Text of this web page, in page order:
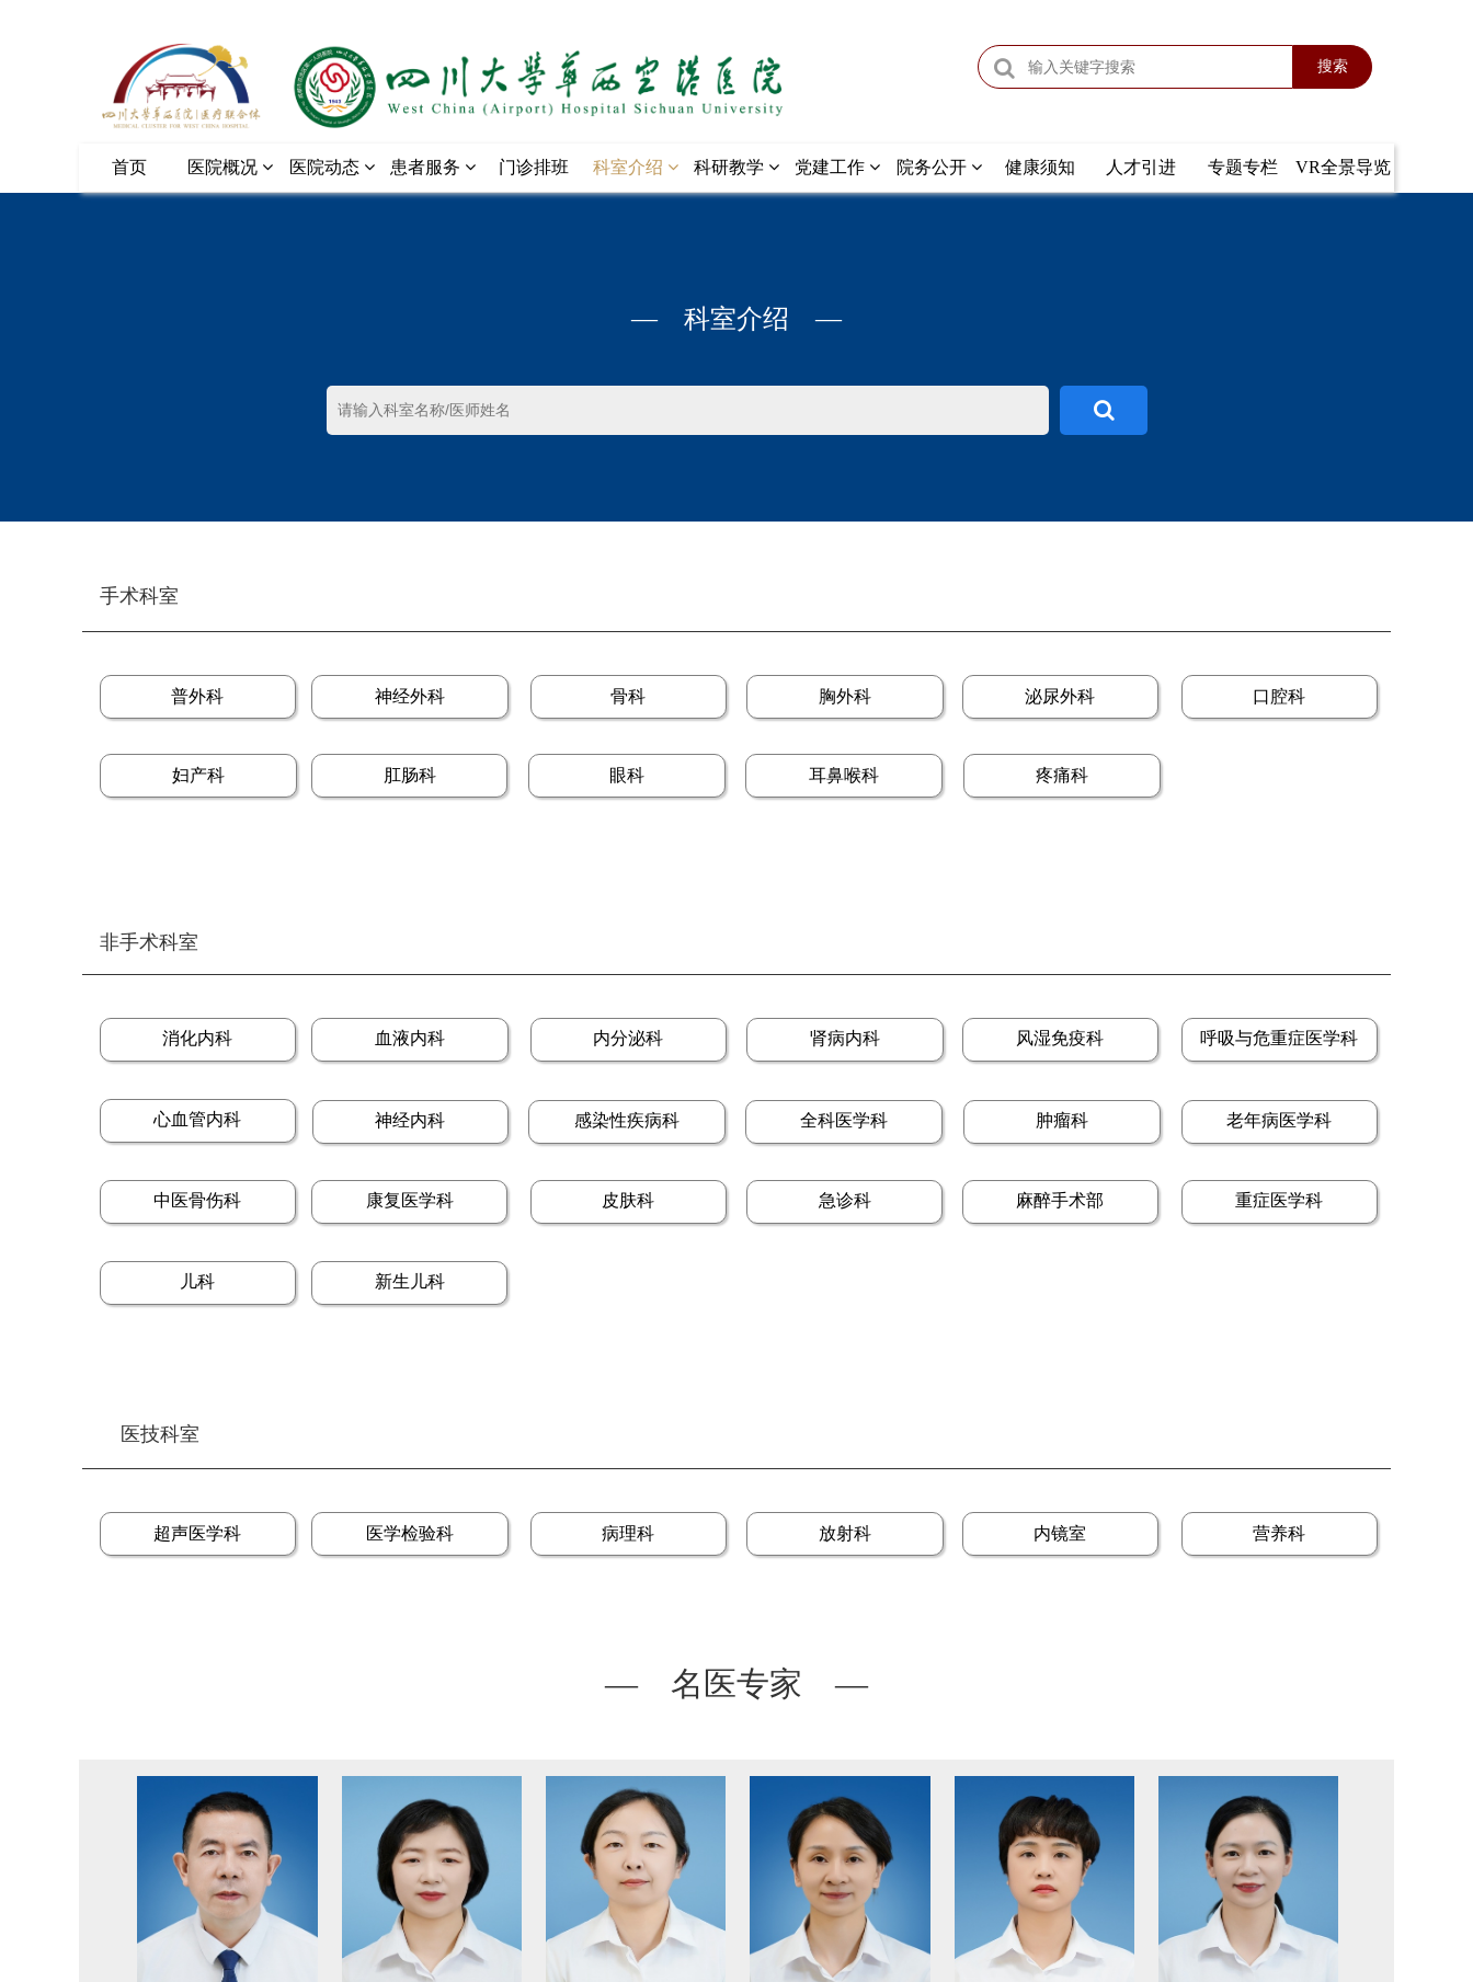
搜索
首页 医院概况 医院动态 患者服务 门诊排班 科室介绍 科研教学 党建工作 院务公开 健康须知 人才引进 专题专栏 VR全景导览
— 科室介绍 —
普外科 神经外科 骨科 胸外科 泌尿外科 口腔科
妇产科 肛肠科 眼科 耳鼻喉科 疼痛科
消化内科 血液内科 内分泌科 肾病内科 风湿免疫科 呼吸与危重症医学科
心血管内科 神经内科 感染性疾病科 全科医学科 肿瘤科 老年病医学科
中医骨伤科 康复医学科 皮肤科 急诊科 麻醉手术部 重症医学科
儿科 新生儿科
非手术科室
超声医学科 医学检验科 病理科 放射科 内镜室 营养科
医技科室
手术科室
— 名医专家 —